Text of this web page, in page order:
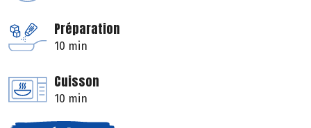
Préparation
10 min
Cuisson
10 min